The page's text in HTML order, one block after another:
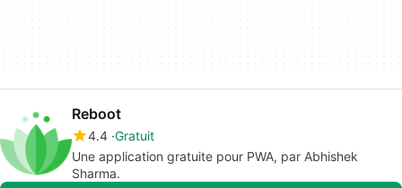
Reboot
4.4 Gratuit
Une application gratuite pour PWA, par Abhishek
Sharma.